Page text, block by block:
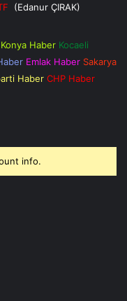
(Edanur ÇIRAK)
Konya Haber Kocaeli
Emlak Haber Sakarya
Haber CHP Haber
info.